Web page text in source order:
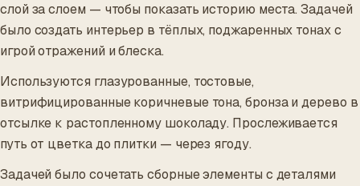
слой за слоем — чтобы показать историю места. Задачей
было создать интерьер в тёплых, поджаренных тонах с
игрой отражений и блеска.
Используются глазурованные, тостовые,
витрифицированные коричневые тона, бронза и дерево в
отсылке к растопленному шоколаду. Прослеживается
путь от цветка до плитки — через ягоду.
Задачей было сочетать сборные элементы с деталями